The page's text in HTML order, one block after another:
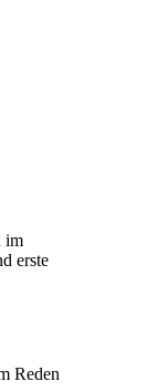
im
erste
Reden